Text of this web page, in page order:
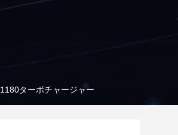
ターボチャージャー